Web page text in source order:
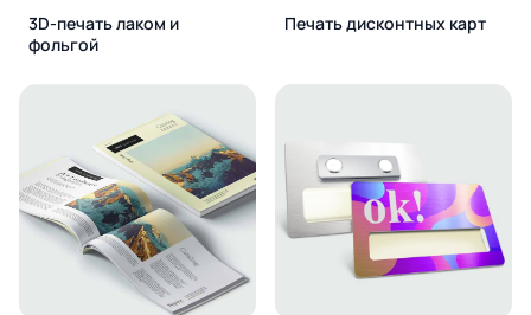
3D-печать лаком и
фольгой
Печать дисконтных карт